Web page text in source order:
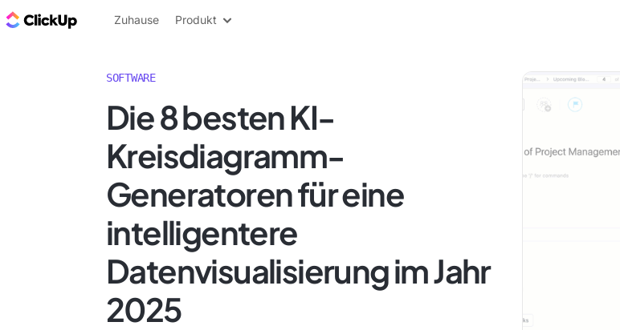
ClickUp Blog
Zuhause Produkt
SOFTWARE
Die 8 besten KI-
Kreisdiagramm-
Generatoren für eine
intelligentere
Datenvisualisierung im Jahr
2025